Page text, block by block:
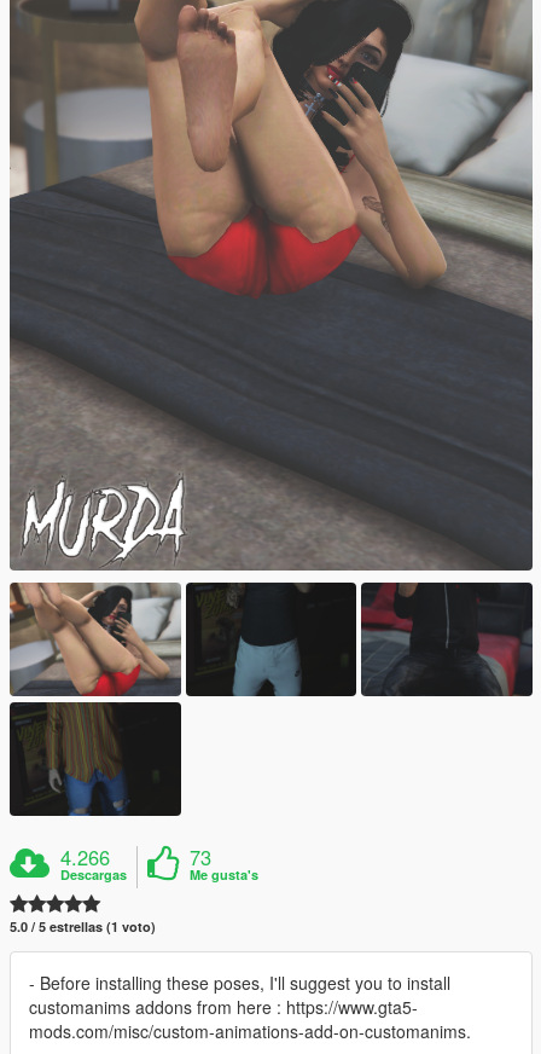
4.266
Descargas
73
Me gusta's
5.0 / 5 estrellas (1 voto)
- Before installing these poses, I'll suggest you to install
customanims addons from here : https://www.gta5-
mods.com/misc/custom-animations-add-on-customanims.